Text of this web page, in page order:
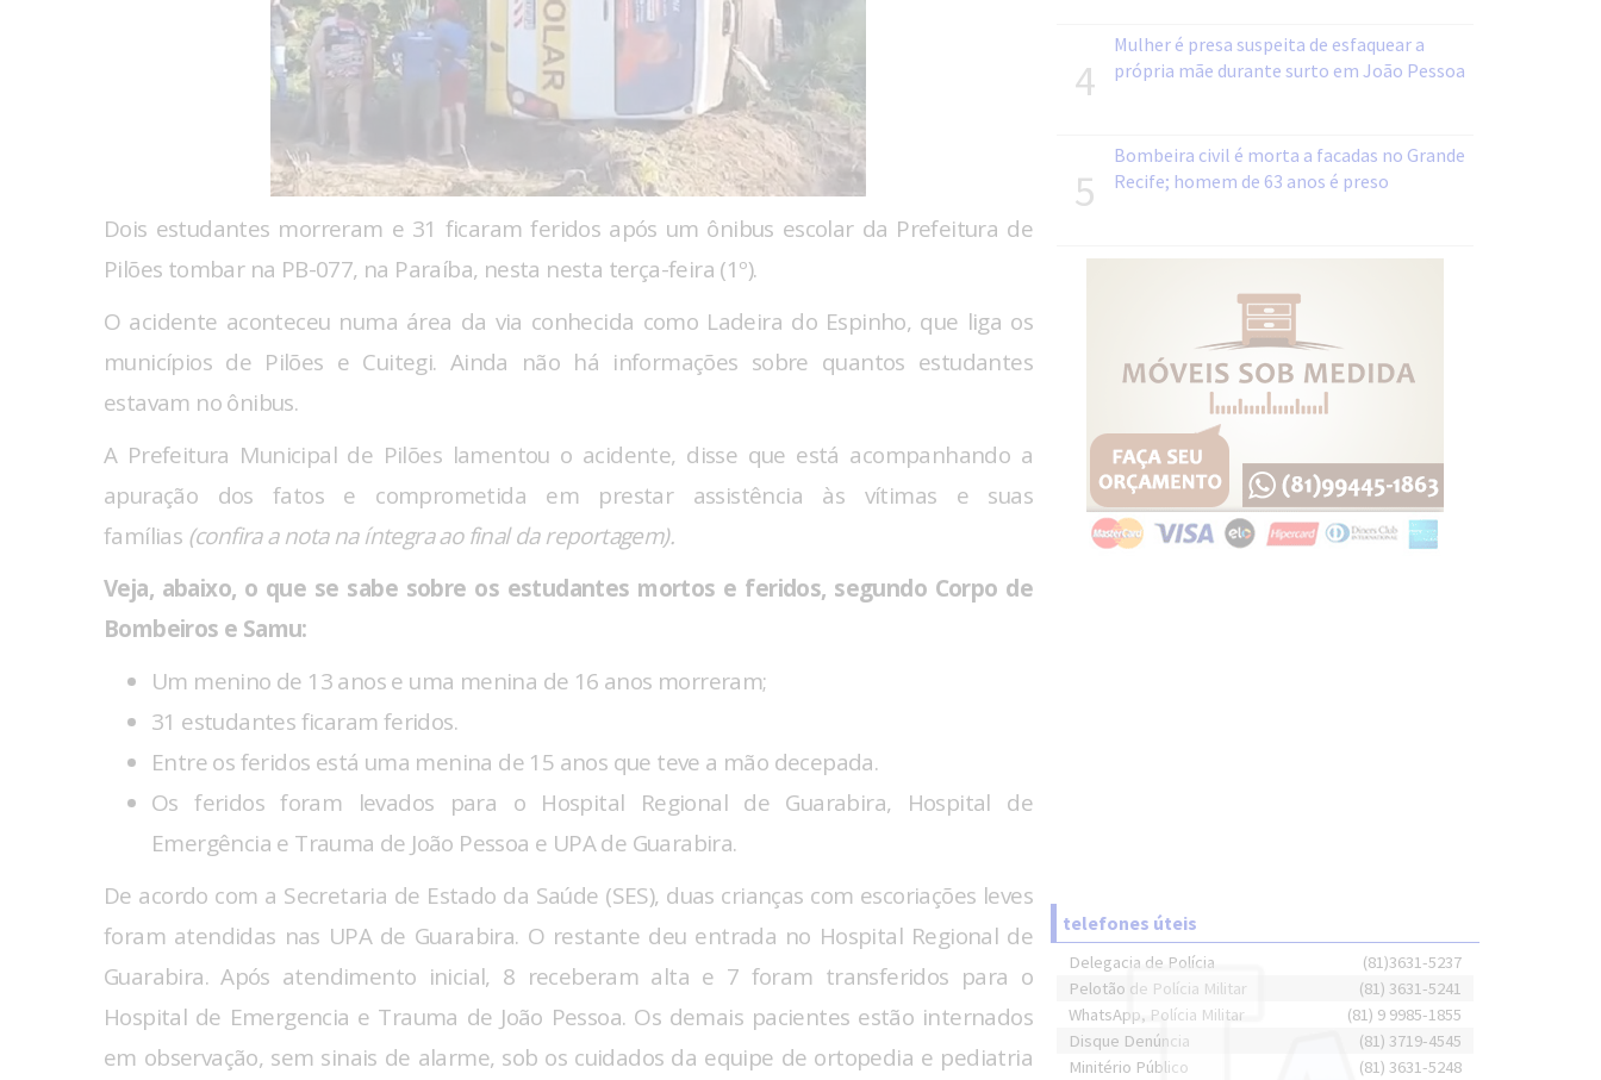
Dois estudantes morreram e 31 ficaram feridos após um ônibus escolar da Prefeitura de
Pilões tombar na PB-077, na Paraíba, nesta nesta terça-feira (1º).
O acidente aconteceu numa área da via conhecida como Ladeira do Espinho, que liga os
municípios de Pilões e Cuitegi. Ainda não há informações sobre quantos estudantes
estavam no ônibus.
A Prefeitura Municipal de Pilões lamentou o acidente, disse que está acompanhando a
apuração dos fatos e comprometida em prestar assistência às vítimas e suas
famílias (confira a nota na íntegra ao final da reportagem).
Veja, abaixo, o que se sabe sobre os estudantes mortos e feridos, segundo Corpo de
Bombeiros e Samu:
Um menino de 13 anos e uma menina de 16 anos morreram;
31 estudantes ficaram feridos.
Entre os feridos está uma menina de 15 anos que teve a mão decepada.
Os feridos foram levados para o Hospital Regional de Guarabira, Hospital de
Emergência e Trauma de João Pessoa e UPA de Guarabira.
De acordo com a Secretaria de Estado da Saúde (SES), duas crianças com escoriações leves
foram atendidas nas UPA de Guarabira. O restante deu entrada no Hospital Regional de
Guarabira. Após atendimento inicial, 8 receberam alta e 7 foram transferidos para o
Hospital de Emergencia e Trauma de João Pessoa. Os demais pacientes estão internados
em observação, sem sinais de alarme, sob os cuidados da equipe de ortopedia e pediatria
4
Mulher é presa suspeita de esfaquear a
própria mãe durante surto em João Pessoa
5
Bombeira civil é morta a facadas no Grande
Recife; homem de 63 anos é preso
telefones úteis
Delegacia de Polícia
(81)3631-5237
Pelotão de Polícia Militar
(81) 3631-5241
WhatsApp, Polícia Militar
(81) 9 9985-1855
Disque Denúncia
(81) 3719-4545
Minitério Público
(81) 3631-5248